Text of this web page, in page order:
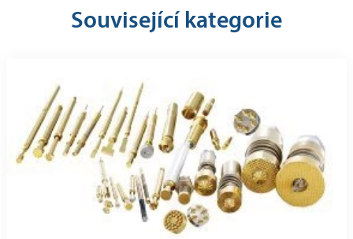
Související kategorie